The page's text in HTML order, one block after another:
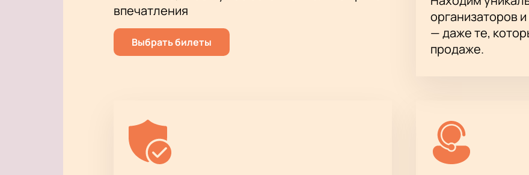
впечатления
Выбрать билеты
организаторов
— даже те,
продаже.